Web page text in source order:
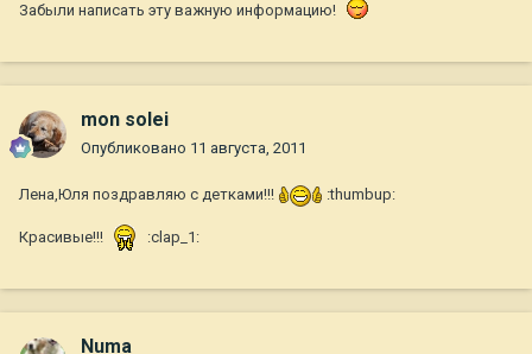
Забыли написать эту важную информацию!
mon solei
Опубликовано 11 августа, 2011
Лена,Юля поздравляю с детками!!! :thumbup:
Красивые!!! :clap_1:
Numa